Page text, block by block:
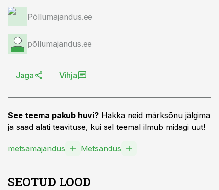
Põllumajandus.ee
põllumajandus.ee
Jaga Vihja
See teema pakub huvi? Hakka neid märksõnu jälgima
ja saad alati teavituse, kui sel teemal ilmub midagi uut!
metsamajandus Metsandus
SEOTUD LOOD